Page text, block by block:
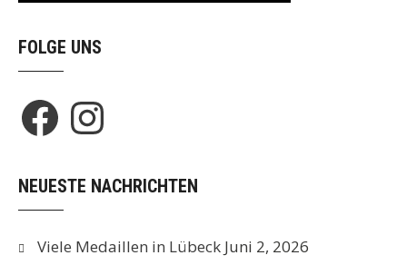
FOLGE UNS
FacebookInstagram
NEUESTE NACHRICHTEN
Viele Medaillen in Lübeck Juni 2, 2026